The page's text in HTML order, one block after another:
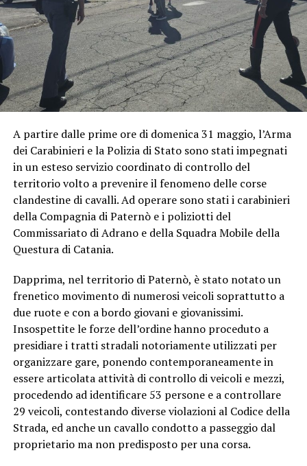
A partire dalle prime ore di domenica 31 maggio, l’Arma
dei Carabinieri e la Polizia di Stato sono stati impegnati
in un esteso servizio coordinato di controllo del
territorio volto a prevenire il fenomeno delle corse
clandestine di cavalli. Ad operare sono stati i carabinieri
della Compagnia di Paternò e i poliziotti del
Commissariato di Adrano e della Squadra Mobile della
Questura di Catania.
Dapprima, nel territorio di Paternò, è stato notato un
frenetico movimento di numerosi veicoli soprattutto a
due ruote e con a bordo giovani e giovanissimi.
Insospettite le forze dell’ordine hanno proceduto a
presidiare i tratti stradali notoriamente utilizzati per
organizzare gare, ponendo contemporaneamente in
essere articolata attività di controllo di veicoli e mezzi,
procedendo ad identificare 53 persone e a controllare
29 veicoli, contestando diverse violazioni al Codice della
Strada, ed anche un cavallo condotto a passeggio dal
proprietario ma non predisposto per una corsa.